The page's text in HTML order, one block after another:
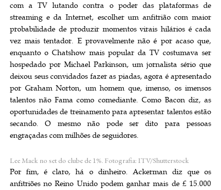
com a TV lutando contra o poder das plataformas de
streaming e da Internet, escolher um anfitrião com maior
probabilidade de produzir momentos virais hilários é cada
vez mais tentador. E provavelmente não é por acaso que,
enquanto o Chatshow mais popular da TV costumava ser
hospedado por Michael Parkinson, um jornalista sério que
deixou seus convidados fazer as piadas, agora é apresentado
por Graham Norton, um homem que, imenso, os imensos
talentos não Fama como comediante. Como Bacon diz, as
oportunidades de treinamento para apresentar talentos estão
secando. O mesmo não pode ser dito para pessoas
engraçadas com milhões de seguidores.
Lee Mack no set do clube de 1%. Fotografia: ITV/Shutterstock
Por fim, é claro, há o dinheiro. Ackerman diz que os
anfitriões no Reino Unido podem ganhar mais de £ 15.000